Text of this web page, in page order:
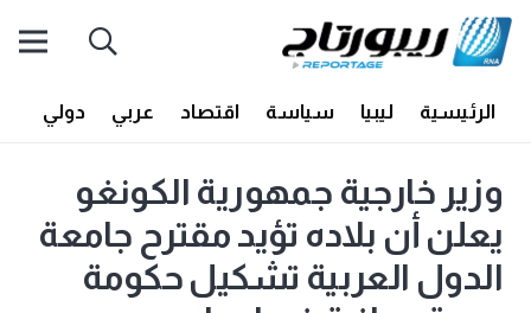
الرئيسية ليبيا سياسة اقتصاد عربي دولي
وزير خارجية جمهورية الكونغو
يعلن أن بلاده تؤيد مقترح جامعة
الدول العربية تشكيل حكومة